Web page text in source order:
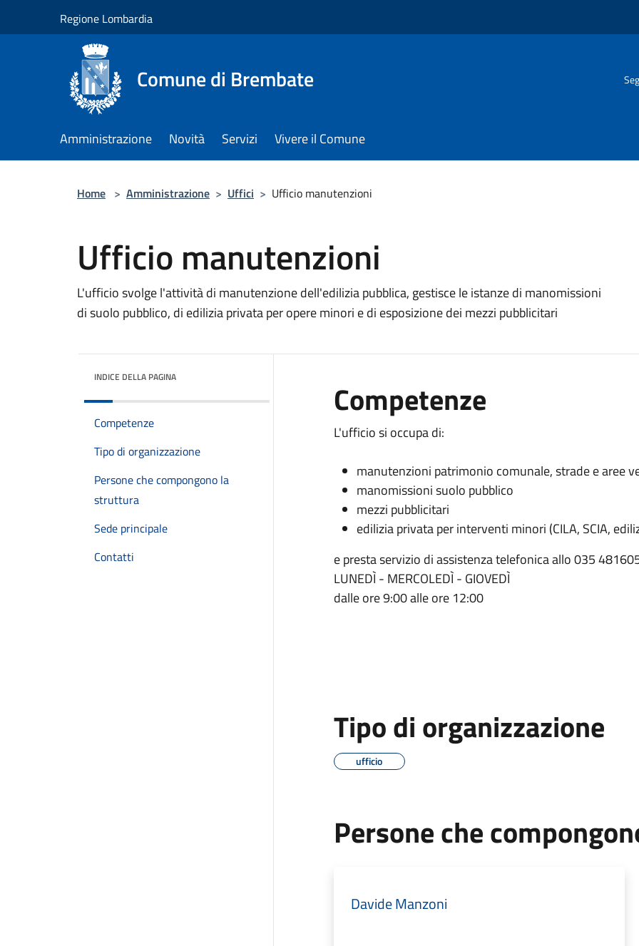
Regione Lombardia
Comune di Brembate
Amministrazione Novità Servizi Vivere il Comune
Home > Amministrazione > Uffici > Ufficio manutenzioni
Ufficio manutenzioni
L'ufficio svolge l'attività di manutenzione dell'edilizia pubblica, gestisce le istanze di manomissioni
di suolo pubblico, di edilizia privata per opere minori e di esposizione dei mezzi pubblicitari
INDICE DELLA PAGINA
Competenze
Tipo di organizzazione
Persone che compongono la
struttura
Sede principale
Contatti
Competenze
L'ufficio si occupa di:
manutenzioni patrimonio comunale, strade e aree
manomissioni suolo pubblico
mezzi pubblicitari
edilizia privata per interventi minori (CILA, SCIA,
e presta servizio di assistenza telefonica allo 035
LUNEDÌ - MERCOLEDÌ - GIOVEDÌ
dalle ore 9:00 alle ore 12:00
Tipo di organizzazione
ufficio
Persone che
Davide Manzoni